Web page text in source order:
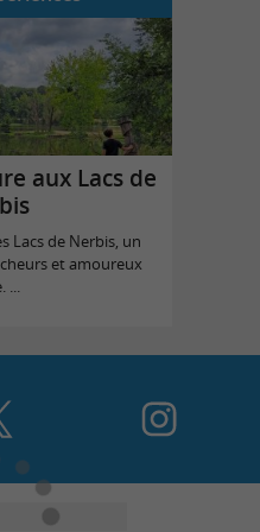
aux Lacs de
Lacs de Nerbis, un
et amoureux
...